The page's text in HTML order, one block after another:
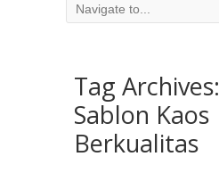
Tag Archives:
Sablon Kaos
Berkualitas